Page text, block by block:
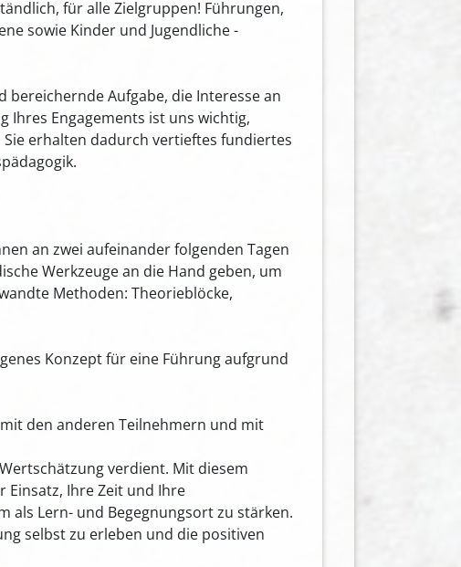
für alle Zielgruppen! Führungen,
sowie Kinder und Jugendliche -
Aufgabe, die Interesse an
Ihres Engagements ist uns wichtig,
erhalten dadurch vertieftes fundiertes
an zwei aufeinander folgenden Tagen
Werkzeuge an die Hand geben, um
Methoden: Theorieblöcke,
Konzept für eine Führung aufgrund
den anderen Teilnehmern und mit
verdient. Mit diesem
Ihre Zeit und Ihre
als Lern- und Begegnungsort zu stärken.
selbst zu erleben und die positiven